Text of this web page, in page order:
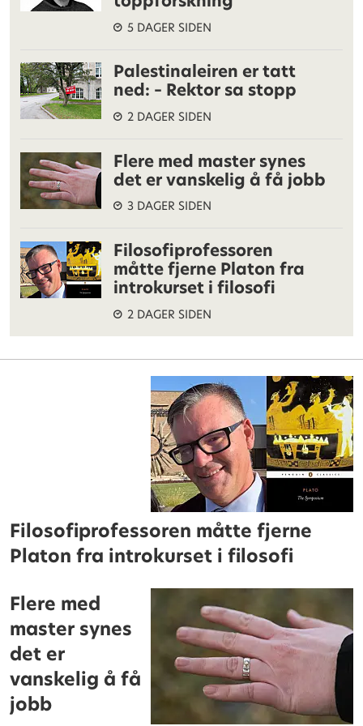
5 DAGER SIDEN
Palestinaleiren er tatt
ned: – Rektor sa stopp
2 DAGER SIDEN
Flere med master synes
det er vanskelig å få jobb
3 DAGER SIDEN
Filosofiprofessoren
måtte fjerne Platon fra
introkurset i filosofi
2 DAGER SIDEN
Filosofiprofessoren måtte fjerne
Platon fra introkurset i filosofi
Flere med
master synes
det er
vanskelig å få
jobb